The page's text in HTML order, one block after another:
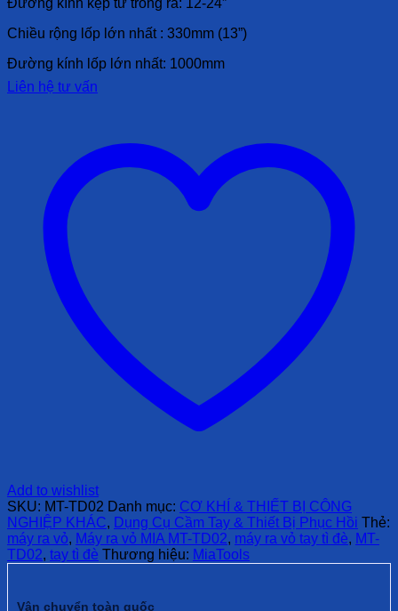
Chiều rộng lốp lớn nhất : 330mm (13”)
Đường kính lốp lớn nhất: 1000mm
Liên hệ tư vấn
Add to wishlist
SKU: MT-TD02 Danh mục: CƠ KHÍ & THIẾT BỊ CÔNG
NGHIỆP KHÁC, Dụng Cụ Cầm Tay & Thiết Bị Phục Hồi Thẻ:
máy ra vỏ, Máy ra vỏ MIA MT-TD02, máy ra vỏ tay tì đè, MT-
TD02, tay tì đè Thương hiệu: MiaTools
Vận chuyển toàn quốc